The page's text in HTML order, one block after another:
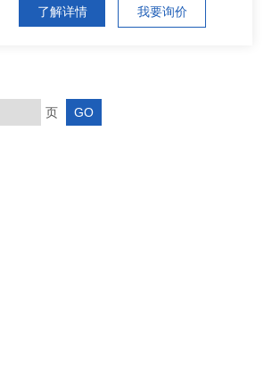
了解详情 我要询价
页